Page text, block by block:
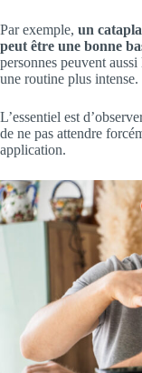
Par exemple, un
peut être une bonne
personnes peuvent
une routine plus intense.
L’essentiel est
de ne pas attendre
application.